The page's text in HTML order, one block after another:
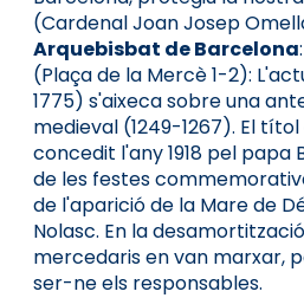
(Cardenal Joan Josep
Arquebisbat de Barcelona
(Plaça de la Mercè 1-2):
1775) s'aixeca sobre una
medieval (1249-1267). El
concedit l'any 1918 pel papa
de les festes
de l'aparició de la Mare de
Nolasc. En la
mercedaris en van marxar,
ser-ne els responsables.